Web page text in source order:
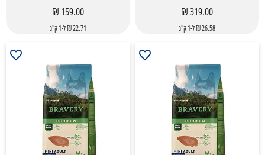
319.00 ₪
26.58 ₪ ל-1 ק"ג
159.00 ₪
22.71 ₪ ל-1 ק"ג